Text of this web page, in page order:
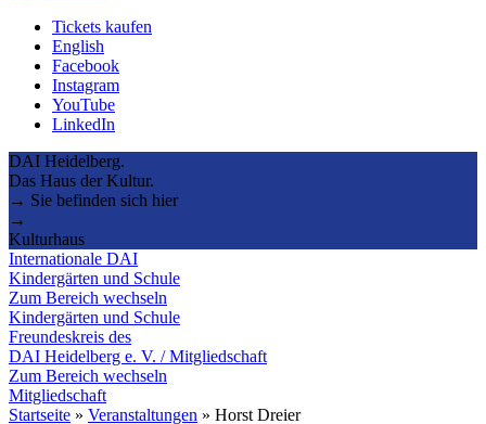
Tickets kaufen
English
Facebook
Instagram
YouTube
LinkedIn
DAI Heidelberg.
Das Haus der Kultur.
→ Sie befinden sich hier
→
Kulturhaus
Internationale DAI
Kindergärten und Schule
Zum Bereich wechseln
Kindergärten und Schule
Freundeskreis des
DAI Heidelberg e. V. / Mitgliedschaft
Zum Bereich wechseln
Mitgliedschaft
Startseite » Veranstaltungen » Horst Dreier